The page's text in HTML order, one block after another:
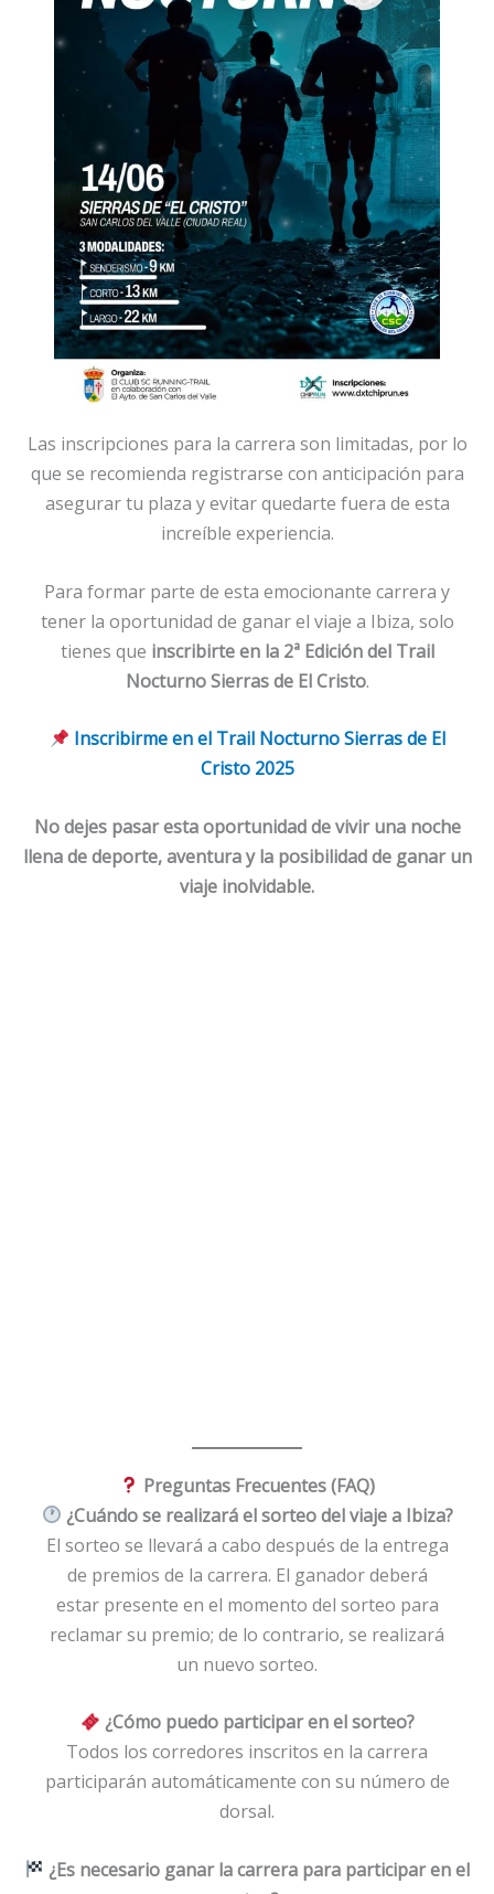
Las inscripciones para la carrera son limitadas, por lo
que se recomienda registrarse con anticipación para
asegurar tu plaza y evitar quedarte fuera de esta
increíble experiencia.
Para formar parte de esta emocionante carrera y
tener la oportunidad de ganar el viaje a Ibiza, solo
tienes que inscribirte en la 2ª Edición del Trail
Nocturno Sierras de El Cristo.
Inscribirme en el Trail Nocturno Sierras de El
Cristo 2025
No dejes pasar esta oportunidad de vivir una noche
llena de deporte, aventura y la posibilidad de ganar un
viaje inolvidable.
Preguntas Frecuentes (FAQ)
¿Cuándo se realizará el sorteo del viaje a Ibiza?
El sorteo se llevará a cabo después de la entrega
de premios de la carrera. El ganador deberá
estar presente en el momento del sorteo para
reclamar su premio; de lo contrario, se realizará
un nuevo sorteo.
¿Cómo puedo participar en el sorteo?
Todos los corredores inscritos en la carrera
participarán automáticamente con su número de
dorsal.
¿Es necesario ganar la carrera para participar en el